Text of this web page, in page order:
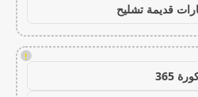
قديمة تشليح
!
365